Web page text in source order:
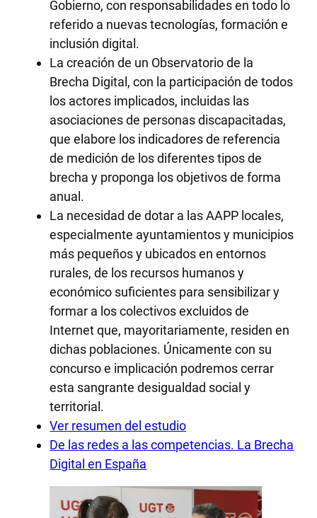
Gobierno, con responsabilidades en todo lo
referido a nuevas tecnologías, formación e
inclusión digital.
La creación de un Observatorio de la
Brecha Digital, con la participación de todos
los actores implicados, incluidas las
asociaciones de personas discapacitadas,
que elabore los indicadores de referencia
de medición de los diferentes tipos de
brecha y proponga los objetivos de forma
anual.
La necesidad de dotar a las AAPP locales,
especialmente ayuntamientos y municipios
más pequeños y ubicados en entornos
rurales, de los recursos humanos y
económico suficientes para sensibilizar y
formar a los colectivos excluidos de
Internet que, mayoritariamente, residen en
dichas poblaciones. Únicamente con su
concurso e implicación podremos cerrar
esta sangrante desigualdad social y
territorial.
Ver resumen del estudio
De las redes a las competencias. La Brecha
Digital en España